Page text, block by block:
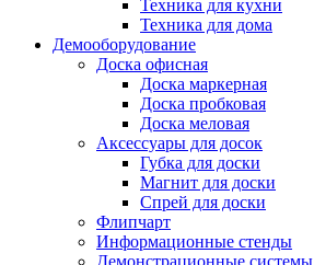
Техника для кухни
Техника для дома
Демооборудование
Доска офисная
Доска маркерная
Доска пробковая
Доска меловая
Аксессуары для досок
Губка для доски
Магнит для доски
Спрей для доски
Флипчарт
Информационные стенды
Демонстрационные системы